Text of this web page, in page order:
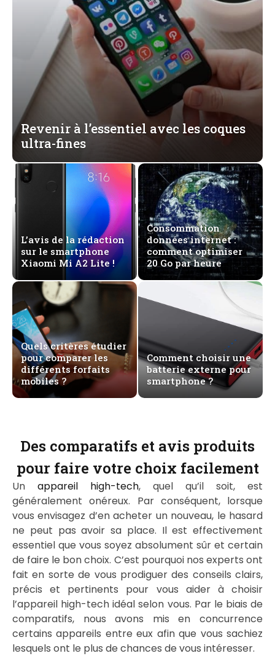
Revenir à l’essentiel avec les coques
ultra-fines
L’avis de la rédaction
sur le smartphone
Xiaomi Mi A2 Lite !
Consommation
données internet :
comment optimiser
20 Go par heure
Quels critères étudier
pour comparer les
différents forfaits
mobiles ?
Comment choisir une
batterie externe pour
smartphone ?
Des comparatifs et avis produits
pour faire votre choix facilement
Un appareil high-tech, quel qu’il soit, est
généralement onéreux. Par conséquent, lorsque
vous envisagez d’en acheter un nouveau, le hasard
ne peut pas avoir sa place. Il est effectivement
essentiel que vous soyez absolument sûr et certain
de faire le bon choix. C’est pourquoi nos experts ont
fait en sorte de vous prodiguer des conseils clairs,
précis et pertinents pour vous aider à choisir
l’appareil high-tech idéal selon vous. Par le biais de
comparatifs, nous avons mis en concurrence
certains appareils entre eux afin que vous sachiez
lesquels ont le plus de chances de vous intéresser.